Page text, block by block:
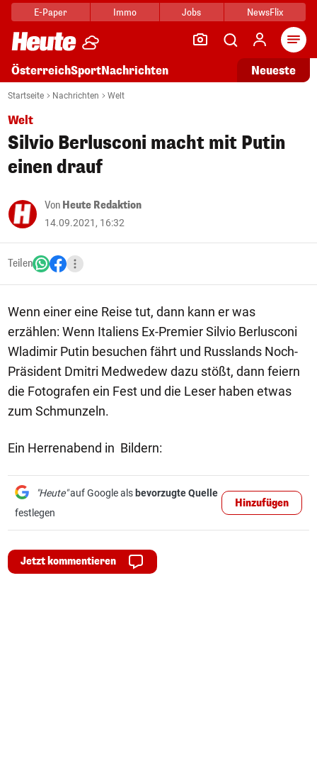
E-Paper Immo Jobs NewsFlix
ÖsterreichSportNachrichten Neueste
Startseite Nachrichten Welt
Welt
Silvio Berlusconi macht mit Putin
einen drauf
Von Heute Redaktion
14.09.2021, 16:32
Teilen
Wenn einer eine Reise tut, dann kann er was
erzählen: Wenn Italiens Ex-Premier Silvio Berlusconi
Wladimir Putin besuchen fährt und Russlands Noch-
Präsident Dmitri Medwedew dazu stößt, dann feiern
die Fotografen ein Fest und die Leser haben etwas
zum Schmunzeln.
Ein Herrenabend in Bildern:
"Heute"auf Google als bevorzugte Quelle
festlegen
Hinzufügen
Jetzt kommentieren